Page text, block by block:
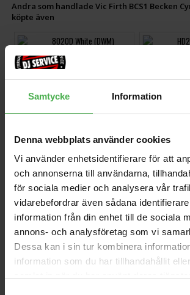
Samtycke Information
Denna webbplats använder cookies
Vi använder enhetsidentifierare för att
och annonserna till användarna,
för sociala medier och analysera vår
vidarebefordrar även sådana
information från din enhet till de sociala
annons- och analysföretag som vi
Dessa kan i sin tur kombinera
information som du har tillhandahållit
Andra som handlade Vic Firth BCS1 Becken
köpte även
8020D White (DWM)
centre+ tip size
599 kr
MIDI-Cable 0.75m Blue
86 kr
1x3.5mm Ma > 2x3.5mm
Fe
83 kr